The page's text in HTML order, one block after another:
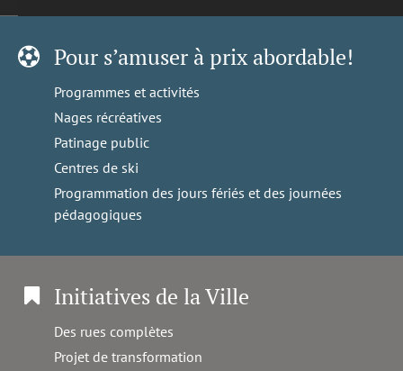
Pour s’amuser à prix abordable!
Programmes et activités
Nages récréatives
Patinage public
Centres de ski
Programmation des jours fériés et des journées
pédagogiques
Initiatives de la Ville
Des rues complètes
Projet de transformation